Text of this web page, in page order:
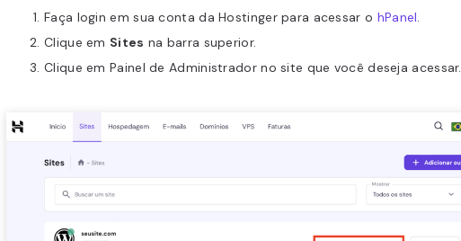
Faça login em sua conta da Hostinger para acessar o hPanel.
Clique em Sites na barra superior.
Clique em Painel de Administrador no site que você deseja acessar.